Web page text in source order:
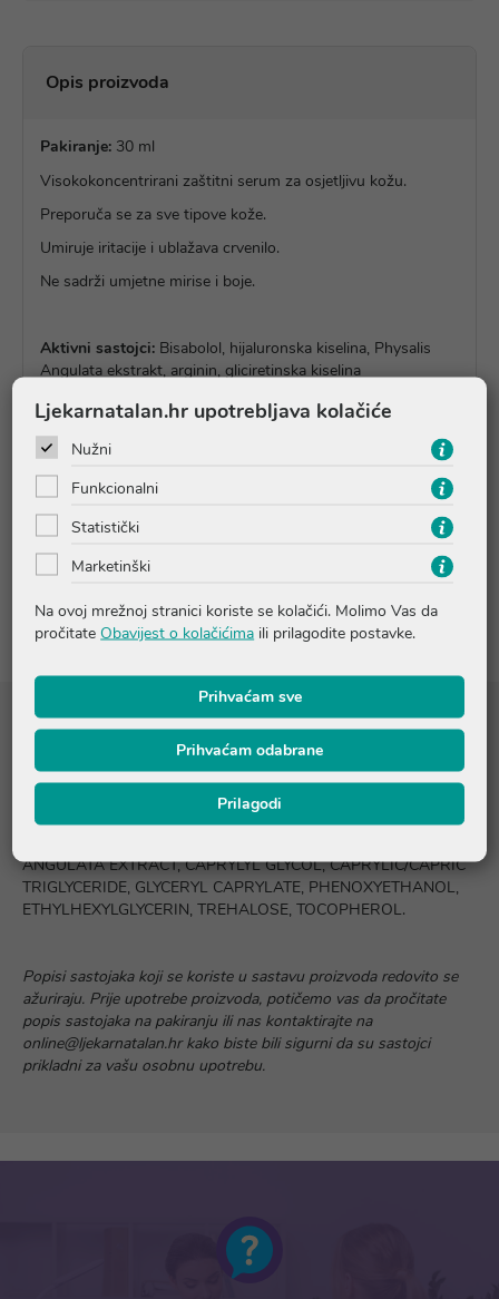
Opis proizvoda
Pakiranje: 30 ml
Visokokoncentrirani zaštitni serum za osjetljivu kožu.
Preporuča se za sve tipove kože.
Umiruje iritacije i ublažava crvenilo.
Ne sadrži umjetne mirise i boje.
Aktivni sastojci: Bisabolol, hijaluronska kiselina, Physalis
Angulata ekstrakt, arginin, gliciretinska kiselina
Upute o proizvodu
Pitanja i odgovori
Recenzije
Sastojci
AQUA, CETEARYL ALCOHOL, BISABOLOL, CETYL
PHOSPHATE, SODIUM HYALURONATE, DIMETHYL
ANGULATA EXTRACT, CAPRYLYL GLYCOL, CAPRYLIC/CAPRIC
TRIGLYCERIDE, GLYCERYL CAPRYLATE, PHENOXYETHANOL,
ETHYLHEXYLGLYCERIN, TREHALOSE, TOCOPHEROL.
Popisi sastojaka koji se koriste u sastavu proizvoda redovito se
ažuriraju. Prije upotrebe proizvoda, potičemo vas da pročitate
popis sastojaka na pakiranju ili nas kontaktirajte na
online@ljekarnatalan.hr kako biste bili sigurni da su sastojci
prikladni za vašu osobnu upotrebu.
Ljekarnatalan.hr upotrebljava kolačiće
Nužni
Funkcionalni
Statistički
Marketinški
Na ovoj mrežnoj stranici koriste se kolačići. Molimo Vas da
pročitate Obavijest o kolačićima ili prilagodite postavke.
Prihvaćam sve
Prihvaćam odabrane
Prilagodi